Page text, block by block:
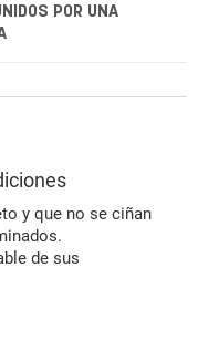
POR UNA
y que no se ciñan
de sus